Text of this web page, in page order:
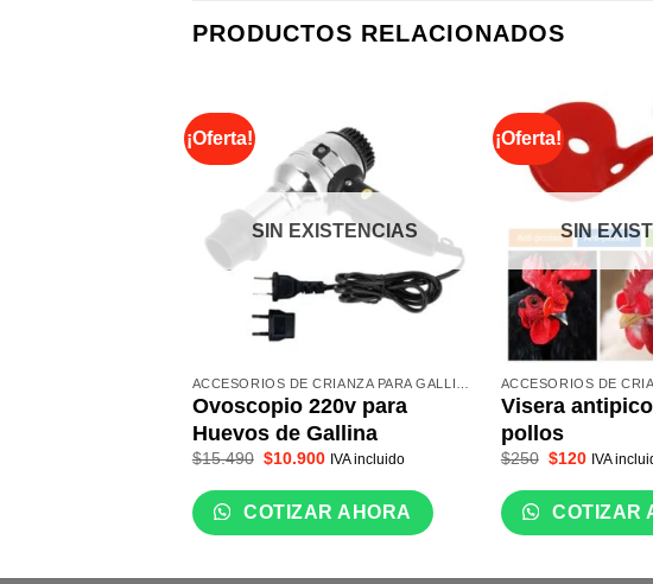
PRODUCTOS RELACIONADOS
¡Oferta!
SIN EXISTENCIAS
Ovoscopio 220v para
Huevos de Gallina
$15.490 El
original
era:
$15.490.
$10.900El
actual
es:
$10.900.
IVA incluido
COTIZAR AHORA
¡Oferta!
SIN
Visera
pollos
$250 El
original
era:
$250.
$120El
actual
es:
$120.
IVA
COTIZAR